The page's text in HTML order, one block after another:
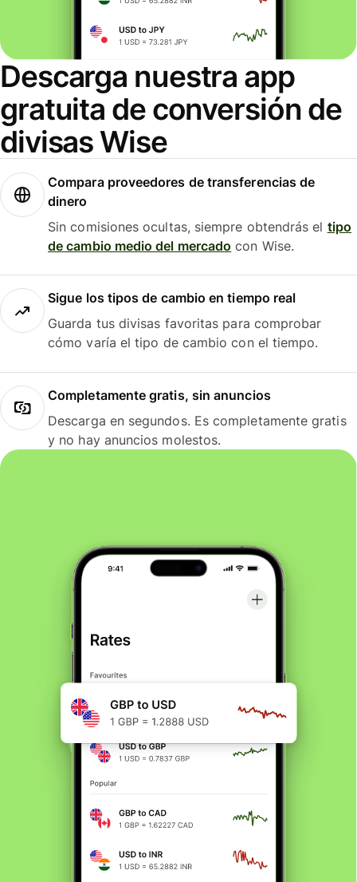
Descarga nuestra app
gratuita de conversión de
divisas Wise
Compara proveedores de transferencias de
dinero
Sin comisiones ocultas, siempre obtendrás el tipo
de cambio medio del mercado con Wise.
Sigue los tipos de cambio en tiempo real
Guarda tus divisas favoritas para comprobar
cómo varía el tipo de cambio con el tiempo.
Completamente gratis, sin anuncios
Descarga en segundos. Es completamente gratis
y no hay anuncios molestos.